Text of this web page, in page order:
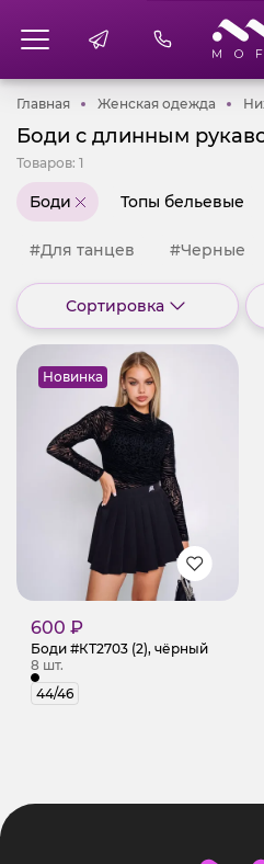
ГлавнаяГлавнаяЖенская одежда
Боди с длинным
Товаров: 1
Боди Топы бельевые
#Для танцев #Черные
Сортировка
Новинка
600 ₽
Боди #КТ2703 (2), чёрный
8 шт.
44/46